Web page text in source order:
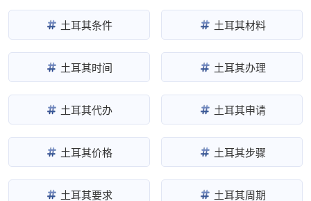
土耳其条件 土耳其材料
土耳其时间 土耳其办理
土耳其代办 土耳其申请
土耳其价格 土耳其步骤
土耳其要求 土耳其周期